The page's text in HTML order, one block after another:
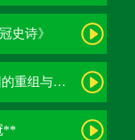
史诗》
“高卢雄鸡的黄昏：G组权力版图的重组与裂变”
**